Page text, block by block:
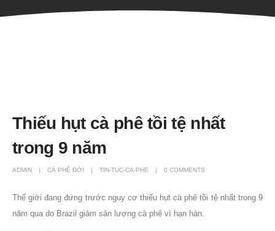
Thiếu hụt cà phê tồi tệ nhất
trong 9 năm
ADMIN CÀ PHÊ ĐỜI TIN-TUC-CA-PHE 0 COMMENTS
Thế giới đang đứng trước nguy cơ thiếu hụt cà phê tồi tệ nhất trong 9
năm qua do Brazil giảm sản lượng cà phê vì hạn hán.